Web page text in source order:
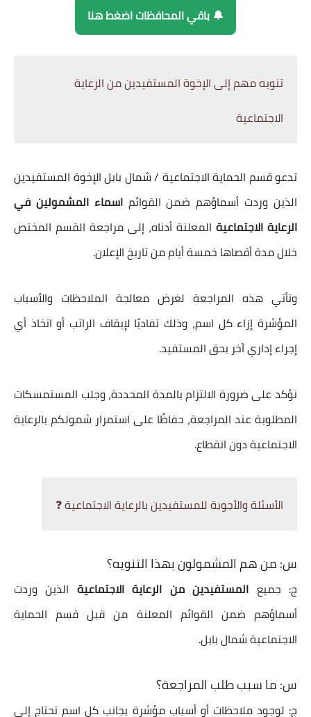
🔔 باقي المحافظات اضغط هنا
تنويه مهم إلى الإخوة المستفيدين من الرعاية
الاجتماعية
تدعو قسم الحماية الاجتماعية / شمال بابل الإخوة المستفيدين
الذين وردت أسماؤهم ضمن القوائماسماء المشمولين في
الرعاية الاجتماعية المعلنة أدناه، إلى مراجعة القسم المختص
خلال مدة أقصاها خمسة أيام من تاريخ الإعلان.
وتأتي هذه المراجعة لغرض معالجة الملاحظات والأسباب
المؤشرة إزاء كل اسم، وذلك تفاديًا لإيقاف الراتب أو اتخاذ أي
إجراء إداري آخر بحق المستفيد.
نؤكد على ضرورة الالتزام بالمدة المحددة، وجلب المستمسكات
المطلوبة عند المراجعة، حفاظًا على استمرار شمولكم بالرعاية
الاجتماعية دون انقطاع.
الأسئلة والأجوبة للمستفيدين بالرعاية الاجتماعية ❓
س: من هم المشمولون بهذا التنويه؟
ج: جميع المستفيدين من الرعاية الاجتماعية الذين وردت
أسماؤهم ضمن القوائم المعلنة من قبل قسم الحماية
الاجتماعية شمال بابل.
س: ما سبب طلب المراجعة؟
ج: لوجود ملاحظات أو أسباب مؤشرة بجانب كل اسم تحتاج إلى